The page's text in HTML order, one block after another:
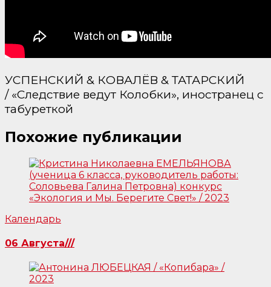
УСПЕНСКИЙ & КОВАЛЁВ & ТАТАРСКИЙ
/ «Следствие ведут Колобки», иностранец с
табуреткой
Похожие публикации
Календарь
06 Августа///